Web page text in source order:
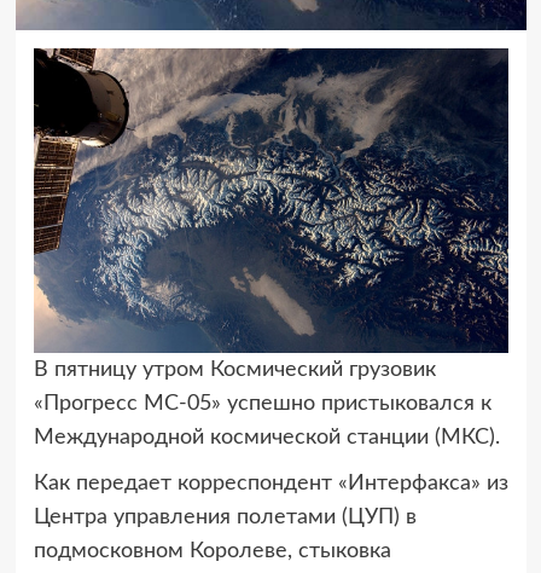
В пятницу утром Космический грузовик
«Прогресс МС-05» успешно пристыковался к
Международной космической станции (МКС).
Как передает корреспондент «Интерфакса» из
Центра управления полетами (ЦУП) в
подмосковном Королеве, стыковка